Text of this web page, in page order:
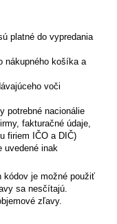
platné do vypredania
nákupného košíka a
voči
potrebné nacionálie
fakturačné údaje,
firiem IČO a DIČ)
uvedené inak
je možné použiť
sa nesčítajú.
zľavy.